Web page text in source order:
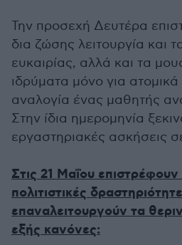
Την προσεχή Δευτέρα
δια ζώσης λειτουργία και
ευκαιρίας, αλλά και τα
ιδρύματα μόνο για
αναλογία ένας μαθητής
Στην ίδια ημερομηνία
εργαστηριακές ασκήσεις
Στις 21 Μαΐου επιστρέφουν
πολιτιστικές
επαναλειτουργούν τα
εξής κανόνες: